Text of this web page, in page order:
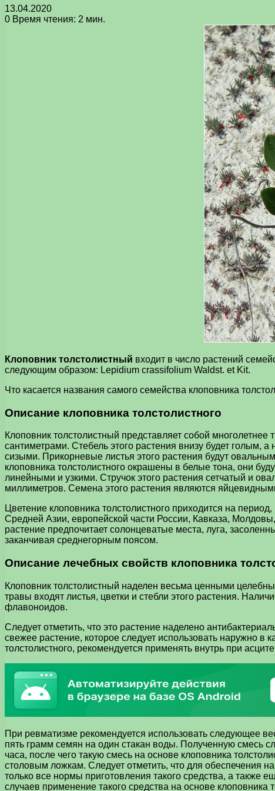
13.04.2020
0 Время чтения: 2 мин.
Клоповник толстолистный входит в число растений
следующим образом: Lepidium crassifolium Waldst. et Kit.
Что касается названия самого семейства клоповника
Описание клоповника толстолистного
Клоповник толстолистный представляет собой
сантиметрами. Стебель этого растения внизу будет голым,
сизыми. Прикорневые листья этого растения будут
клоповника толстолистного окрашены в белые тона, они
линейными и узкими. Стручок этого растения сетчатый и
миллиметров. Семена этого растения являются
Цветение клоповника толстолистного приходится на
Средней Азии, европейской части России, Кавказа,
растение предпочитает солонцеватые места, луга,
заканчивая среднегорным поясом.
Описание лечебных свойств клоповника
Клоповник толстолистный наделен весьма ценными
травы входят листья, цветки и стебли этого растения.
флавоноидов.
Следует отметить, что это растение наделено
свежее растение, которое следует использовать наружно
толстолистного, рекомендуется применять внутрь при
При ревматизме рекомендуется использовать следующее
пять грамм семян на один стакан воды. Полученную смесь
часа, после чего такую смесь на основе клоповника
столовым ложкам. Следует отметить, что для обеспечения
только все нормы приготовления такого средства, а
случаев применение такого средства на основе клоповника